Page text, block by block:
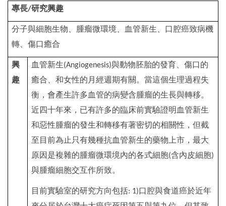
專長/研究興趣
分子與細胞生物、腫瘤微環境、血管新生、口腔癌致病機
轉、傷口癒合
興
趣
血管新生(Angiogenesis)與動物胚胎的發育、傷口的
癒合、和女性的月經週期有關。當這個生理過程失
衡，會產生許多血管的病變含腫瘤的生長與轉移。
近四十年來，已有許多的臨床前實驗證明血管新生
和惡性腫瘤的發生和轉移有著密切的相關性，但截
至目前為止只有幾種抗血管新生的藥物上市，最大
原因是複雜的腫瘤微環境內的各式細胞(含內皮細胞)
與腫瘤細胞交互作所致。
目前實驗室的研究方向包括: 1)口腔與食道癌於近年